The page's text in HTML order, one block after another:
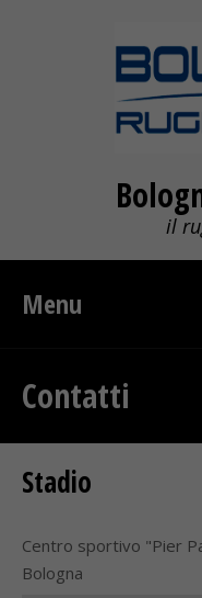
il
Menu
Contatti
Stadio
Centro sportivo "Pier
Bologna